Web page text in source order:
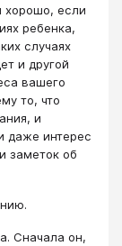
хорошо, если
ребенка,
случаях
и другой
вашего
то, что
и
даже интерес
заметок об
Сначала он,